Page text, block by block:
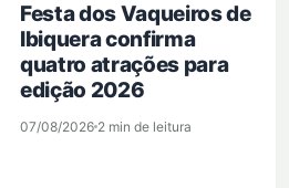
Festa dos Vaqueiros de
Ibiquera confirma
quatro atrações para
edição 2026
07/08/2026 2 min de leitura